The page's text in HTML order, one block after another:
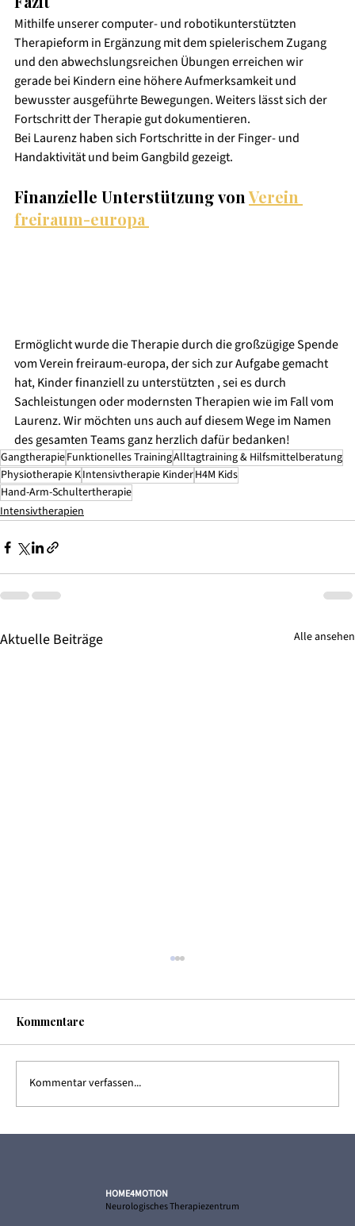
Mithilfe unserer computer- und robotikunterstützten
Therapieform in Ergänzung mit dem spielerischem Zugang
und den abwechslungsreichen Übungen erreichen wir
gerade bei Kindern eine höhere Aufmerksamkeit und
bewusster ausgeführte Bewegungen. Weiters lässt sich der
Fortschritt der Therapie gut dokumentieren.
Bei Laurenz haben sich Fortschritte in der Finger- und
Handaktivität und beim Gangbild gezeigt.
Finanzielle Unterstützung von Verein
freiraum-europa
Ermöglicht wurde die Therapie durch die großzügige Spende
vom Verein freiraum-europa, der sich zur Aufgabe gemacht
hat, Kinder finanziell zu unterstützten , sei es durch
Sachleistungen oder modernsten Therapien wie im Fall vom
Laurenz. Wir möchten uns auch auf diesem Wege im Namen
des gesamten Teams ganz herzlich dafür bedanken!
GangtherapieFunktionelles TrainingAlltagtraining & Hilfsmittelberatung
Physiotherapie KIntensivtherapie KinderH4M Kids
Hand-Arm-Schultertherapie
Intensivtherapien
Aktuelle Beiträge Alle ansehen
Kommentare
Kommentar verfassen...
HOME4MOTION
Neurologisches Therapiezentrum